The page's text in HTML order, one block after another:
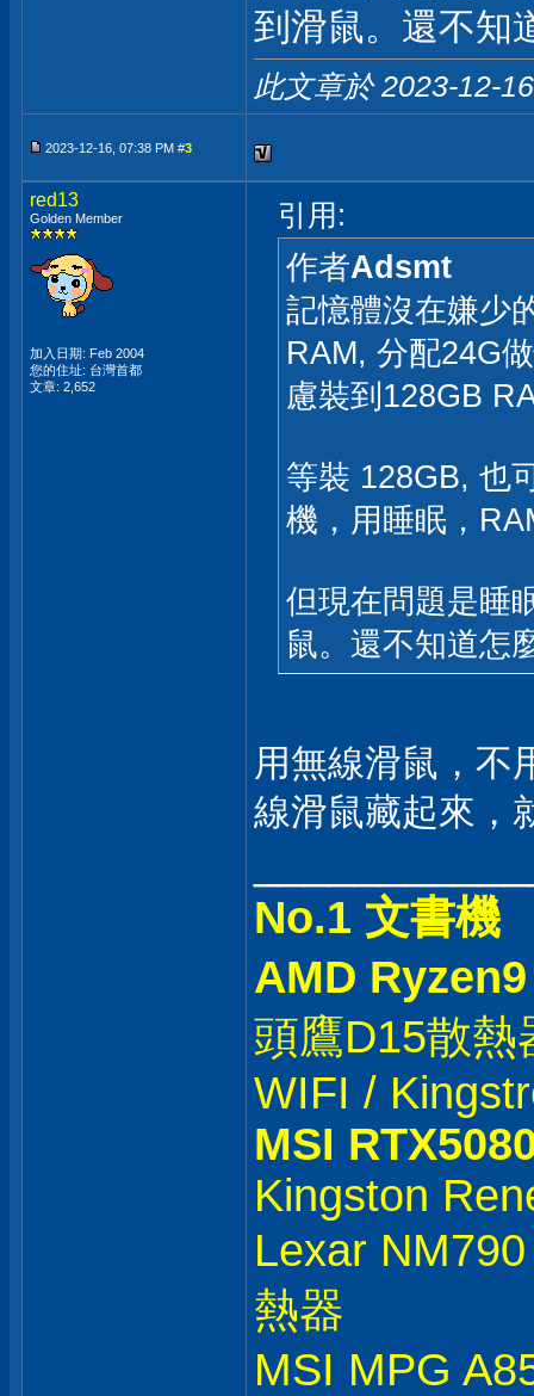
到滑鼠。還不知
此文章於 2023-12-
2023-12-16, 07:38 PM #3
red13
Golden Member
加入日期: Feb 2004
您的住址: 台灣首都
文章: 2,652
引用:
作者Adsmt
記憶體沒在嫌少
RAM, 分配24G
慮裝到128GB
等裝 128GB, 也
機，用睡眠，
但現在問題是睡
鼠。還不知道怎
用無線滑鼠，不
線滑鼠藏起來，
No.1 文書機
AMD
頭鷹D15散熱
WIFI /
MSI
Kingston
Lexar
熱器
MSI MPG